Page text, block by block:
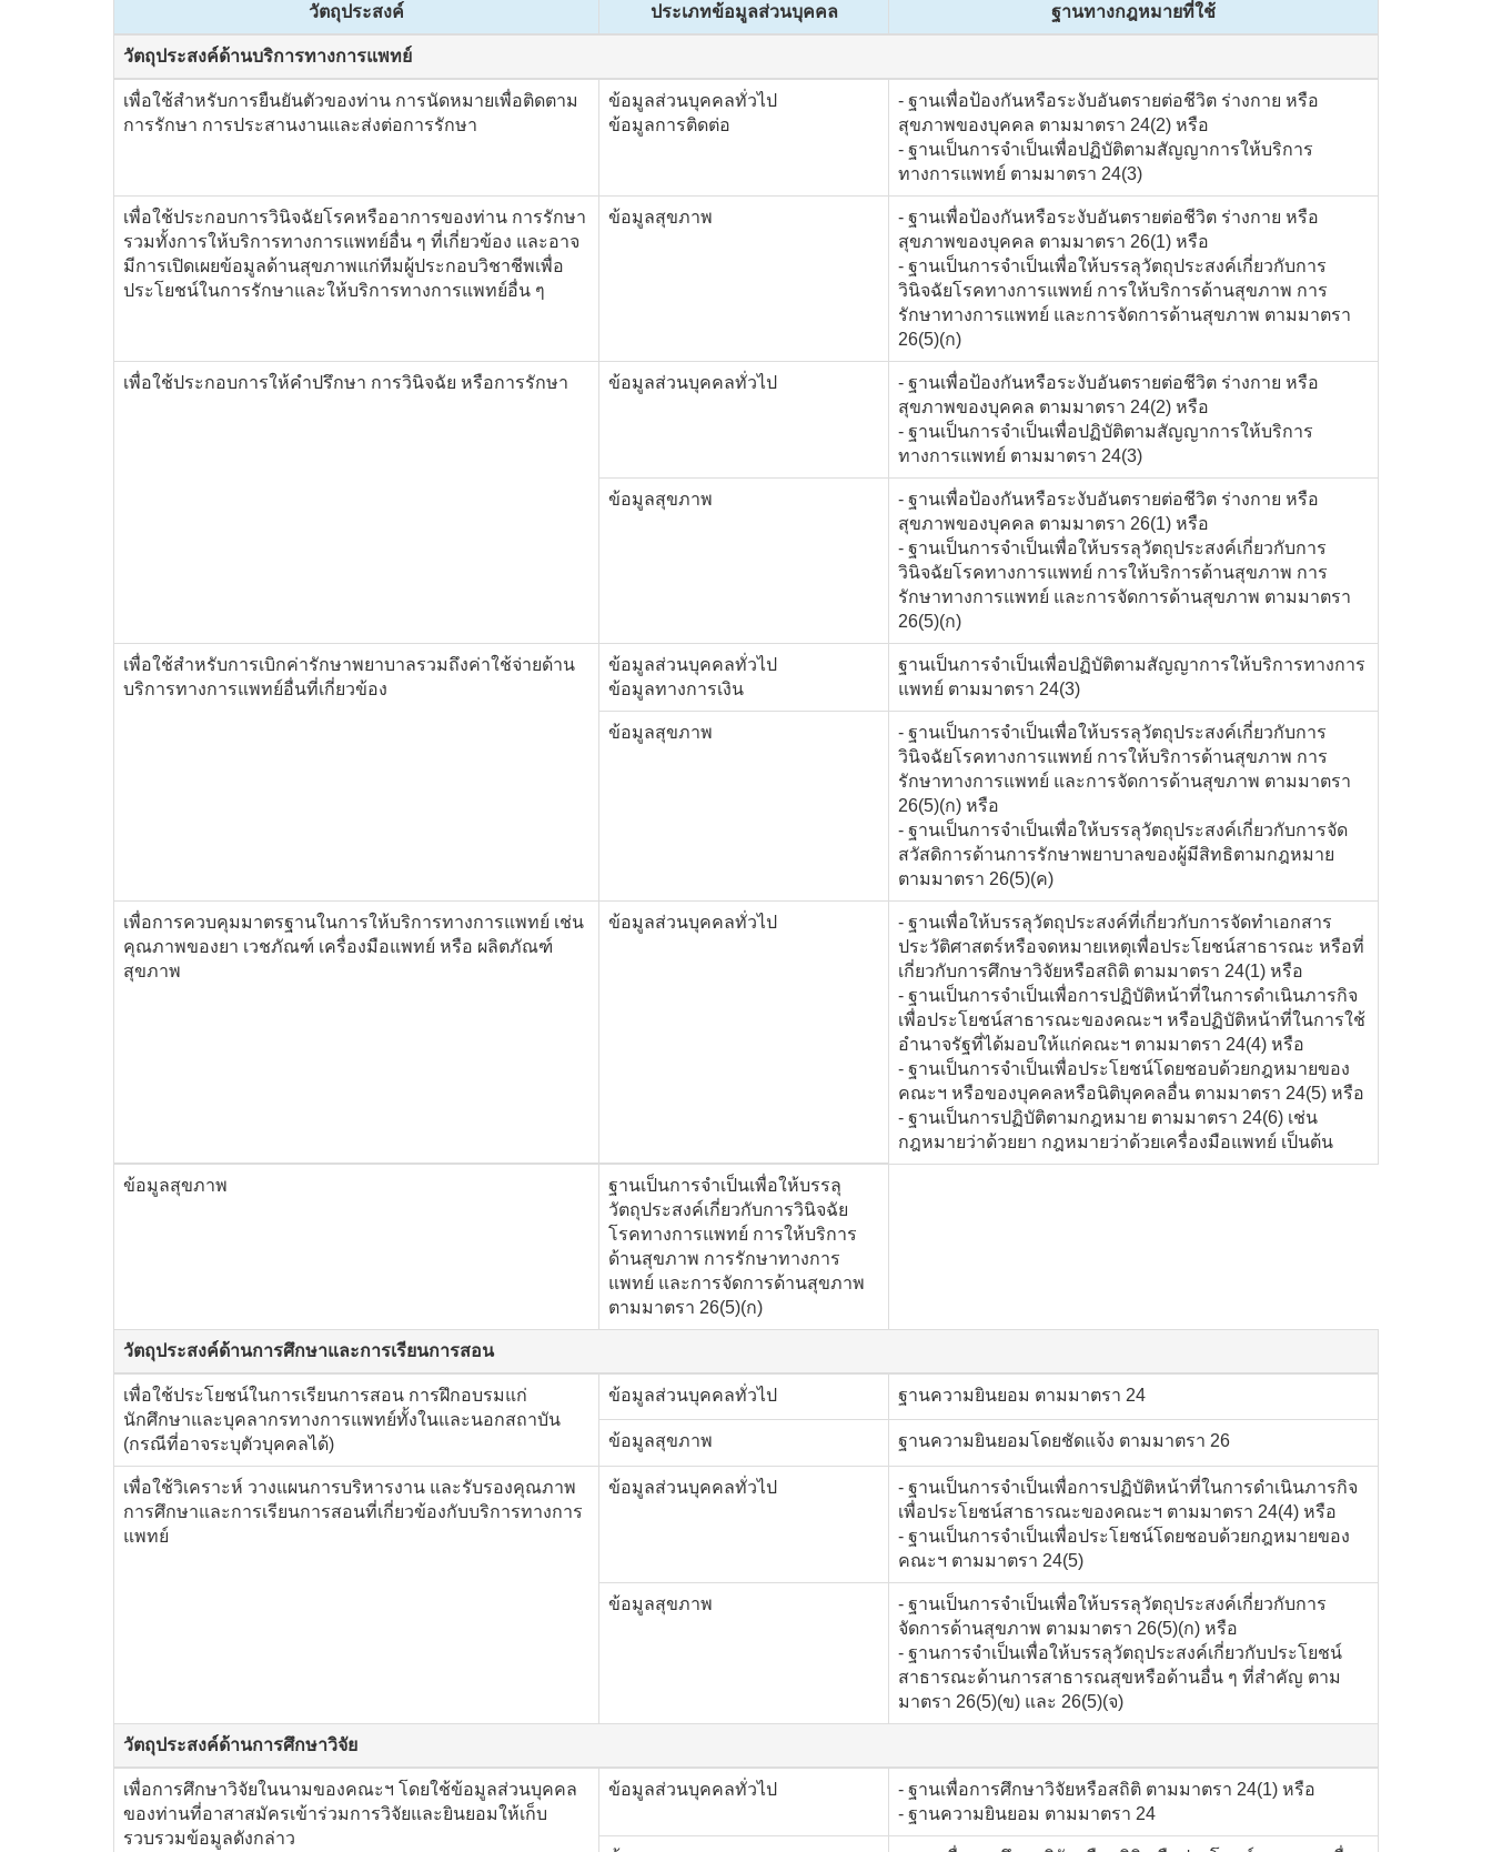
วัตถุประสงค์ ประเภทข้อมูลส่วนบุคคล ฐานทางกฎหมายที่ใช้
วัตถุประสงค์ด้านบริการทางการแพทย์
เพื่อใช้สำหรับการยืนยันตัวของท่าน การนัดหมายเพื่อติดตาม
การรักษา การประสานงานและส่งต่อการรักษา
ข้อมูลส่วนบุคคลทั่วไป
ข้อมูลการติดต่อ
- ฐานเพื่อป้องกันหรือระงับอันตรายต่อชีวิต ร่างกาย หรือ
สุขภาพของบุคคล ตามมาตรา 24(2) หรือ
- ฐานเป็นการจำเป็นเพื่อปฏิบัติตามสัญญาการให้บริการ
ทางการแพทย์ ตามมาตรา 24(3)
เพื่อใช้ประกอบการวินิจฉัยโรคหรืออาการของท่าน การรักษา
รวมทั้งการให้บริการทางการแพทย์อื่น ๆ ที่เกี่ยวข้อง และอาจ
มีการเปิดเผยข้อมูลด้านสุขภาพแก่ทีมผู้ประกอบวิชาชีพเพื่อ
ประโยชน์ในการรักษาและให้บริการทางการแพทย์อื่น ๆ
ข้อมูลสุขภาพ
- ฐานเพื่อป้องกันหรือระงับอันตรายต่อชีวิต ร่างกาย หรือ
สุขภาพของบุคคล ตามมาตรา 26(1) หรือ
- ฐานเป็นการจำเป็นเพื่อให้บรรลุวัตถุประสงค์เกี่ยวกับการ
วินิจฉัยโรคทางการแพทย์ การให้บริการด้านสุขภาพ การ
รักษาทางการแพทย์ และการจัดการด้านสุขภาพ ตามมาตรา
26(5)(ก)
เพื่อใช้ประกอบการให้คำปรึกษา การวินิจฉัย หรือการรักษา ข้อมูลส่วนบุคคลทั่วไป
- ฐานเพื่อป้องกันหรือระงับอันตรายต่อชีวิต ร่างกาย หรือ
สุขภาพของบุคคล ตามมาตรา 24(2) หรือ
- ฐานเป็นการจำเป็นเพื่อปฏิบัติตามสัญญาการให้บริการ
ทางการแพทย์ ตามมาตรา 24(3)
ข้อมูลสุขภาพ
- ฐานเพื่อป้องกันหรือระงับอันตรายต่อชีวิต ร่างกาย หรือ
สุขภาพของบุคคล ตามมาตรา 26(1) หรือ
- ฐานเป็นการจำเป็นเพื่อให้บรรลุวัตถุประสงค์เกี่ยวกับการ
วินิจฉัยโรคทางการแพทย์ การให้บริการด้านสุขภาพ การ
รักษาทางการแพทย์ และการจัดการด้านสุขภาพ ตามมาตรา
26(5)(ก)
เพื่อใช้สำหรับการเบิกค่ารักษาพยาบาลรวมถึงค่าใช้จ่ายด้าน
บริการทางการแพทย์อื่นที่เกี่ยวข้อง
ข้อมูลส่วนบุคคลทั่วไป
ข้อมูลทางการเงิน
ฐานเป็นการจำเป็นเพื่อปฏิบัติตามสัญญาการให้บริการทางการ
แพทย์ ตามมาตรา 24(3)
ข้อมูลสุขภาพ
- ฐานเป็นการจำเป็นเพื่อให้บรรลุวัตถุประสงค์เกี่ยวกับการ
วินิจฉัยโรคทางการแพทย์ การให้บริการด้านสุขภาพ การ
รักษาทางการแพทย์ และการจัดการด้านสุขภาพ ตามมาตรา
26(5)(ก) หรือ
- ฐานเป็นการจำเป็นเพื่อให้บรรลุวัตถุประสงค์เกี่ยวกับการจัด
สวัสดิการด้านการรักษาพยาบาลของผู้มีสิทธิตามกฎหมาย
ตามมาตรา 26(5)(ค)
เพื่อการควบคุมมาตรฐานในการให้บริการทางการแพทย์ เช่น
คุณภาพของยา เวชภัณฑ์ เครื่องมือแพทย์ หรือ ผลิตภัณฑ์
สุขภาพ
ข้อมูลส่วนบุคคลทั่วไป
- ฐานเพื่อให้บรรลุวัตถุประสงค์ที่เกี่ยวกับการจัดทำเอกสาร
ประวัติศาสตร์หรือจดหมายเหตุเพื่อประโยชน์สาธารณะ หรือที่
เกี่ยวกับการศึกษาวิจัยหรือสถิติ ตามมาตรา 24(1) หรือ
- ฐานเป็นการจำเป็นเพื่อการปฏิบัติหน้าที่ในการดำเนินภารกิจ
เพื่อประโยชน์สาธารณะของคณะฯ หรือปฏิบัติหน้าที่ในการใช้
อำนาจรัฐที่ได้มอบให้แก่คณะฯ ตามมาตรา 24(4) หรือ
- ฐานเป็นการจำเป็นเพื่อประโยชน์โดยชอบด้วยกฎหมายของ
คณะฯ หรือของบุคคลหรือนิติบุคคลอื่น ตามมาตรา 24(5) หรือ
- ฐานเป็นการปฏิบัติตามกฎหมาย ตามมาตรา 24(6) เช่น
กฎหมายว่าด้วยยา กฎหมายว่าด้วยเครื่องมือแพทย์ เป็นต้น
ข้อมูลสุขภาพ
ฐานเป็นการจำเป็นเพื่อให้บรรลุ
วัตถุประสงค์เกี่ยวกับการวินิจฉัย
โรคทางการแพทย์ การให้บริการ
ด้านสุขภาพ การรักษาทางการ
แพทย์ และการจัดการด้านสุขภาพ
ตามมาตรา 26(5)(ก)
วัตถุประสงค์ด้านการศึกษาและการเรียนการสอน
เพื่อใช้ประโยชน์ในการเรียนการสอน การฝึกอบรมแก่
นักศึกษาและบุคลากรทางการแพทย์ทั้งในและนอกสถาบัน
(กรณีที่อาจระบุตัวบุคคลได้)
ข้อมูลส่วนบุคคลทั่วไป ฐานความยินยอม ตามมาตรา 24
ข้อมูลสุขภาพ ฐานความยินยอมโดยชัดแจ้ง ตามมาตรา 26
เพื่อใช้วิเคราะห์ วางแผนการบริหารงาน และรับรองคุณภาพ
การศึกษาและการเรียนการสอนที่เกี่ยวข้องกับบริการทางการ
แพทย์
ข้อมูลส่วนบุคคลทั่วไป
- ฐานเป็นการจำเป็นเพื่อการปฏิบัติหน้าที่ในการดำเนินภารกิจ
เพื่อประโยชน์สาธารณะของคณะฯ ตามมาตรา 24(4) หรือ
- ฐานเป็นการจำเป็นเพื่อประโยชน์โดยชอบด้วยกฎหมายของ
คณะฯ ตามมาตรา 24(5)
ข้อมูลสุขภาพ
- ฐานเป็นการจำเป็นเพื่อให้บรรลุวัตถุประสงค์เกี่ยวกับการ
จัดการด้านสุขภาพ ตามมาตรา 26(5)(ก) หรือ
- ฐานการจำเป็นเพื่อให้บรรลุวัตถุประสงค์เกี่ยวกับประโยชน์
สาธารณะด้านการสาธารณสุขหรือด้านอื่น ๆ ที่สำคัญ ตาม
มาตรา 26(5)(ข) และ 26(5)(จ)
วัตถุประสงค์ด้านการศึกษาวิจัย
เพื่อการศึกษาวิจัยในนามของคณะฯ โดยใช้ข้อมูลส่วนบุคคล
ของท่านที่อาสาสมัครเข้าร่วมการวิจัยและยินยอมให้เก็บ
รวบรวมข้อมูลดังกล่าว
ข้อมูลส่วนบุคคลทั่วไป
- ฐานเพื่อการศึกษาวิจัยหรือสถิติ ตามมาตรา 24(1) หรือ
- ฐานความยินยอม ตามมาตรา 24